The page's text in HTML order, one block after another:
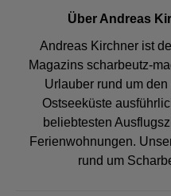
Über Andreas
Andreas Kirchner ist
Magazins scharbeutz-
Urlauber rund um
Ostseeküste
beliebtesten
Ferienwohnungen.
rund um